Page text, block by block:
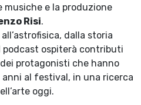
musiche e la produzione
Risi.
dalla storia
ospiterà contributi
protagonisti che hanno
al festival, in una ricerca
oggi.